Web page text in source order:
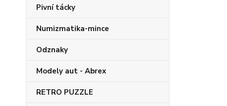
Pivní tácky
Numizmatika-mince
Odznaky
Modely aut - Abrex
RETRO PUZZLE